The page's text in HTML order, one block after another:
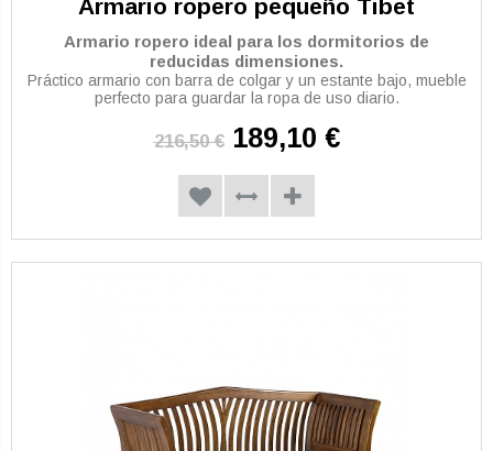
Armario ropero pequeño Tibet
Armario ropero ideal para los dormitorios de
reducidas dimensiones.
Práctico armario con barra de colgar y un estante bajo, mueble
perfecto para guardar la ropa de uso diario.
216,50 € 189,10 €